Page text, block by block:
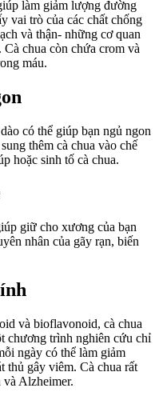
làm giảm lượng đường
vai trò của các chất chống
và thận- những cơ quan
chua còn chứa crom và
máu.
có thể giúp bạn ngủ ngon
thêm cà chua vào chế
hoặc sinh tố cà chua.
giữ cho xương của bạn
nhân của gãy rạn, biến
và bioflavonoid, cà chua
chương trình nghiên cứu chỉ
ngày có thể làm giảm
thủ gây viêm. Cà chua rất
Alzheimer.